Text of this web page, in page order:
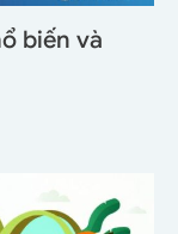
biến và